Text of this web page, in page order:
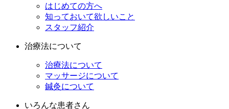
はじめての方へ
知っておいて欲しいこと
スタッフ紹介
治療法について
治療法について
マッサージについて
鍼灸について
いろんな患者さん